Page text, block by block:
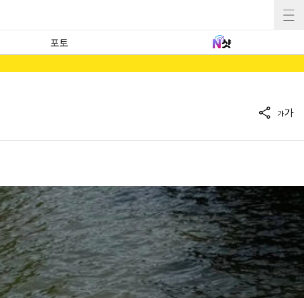
포토
가가